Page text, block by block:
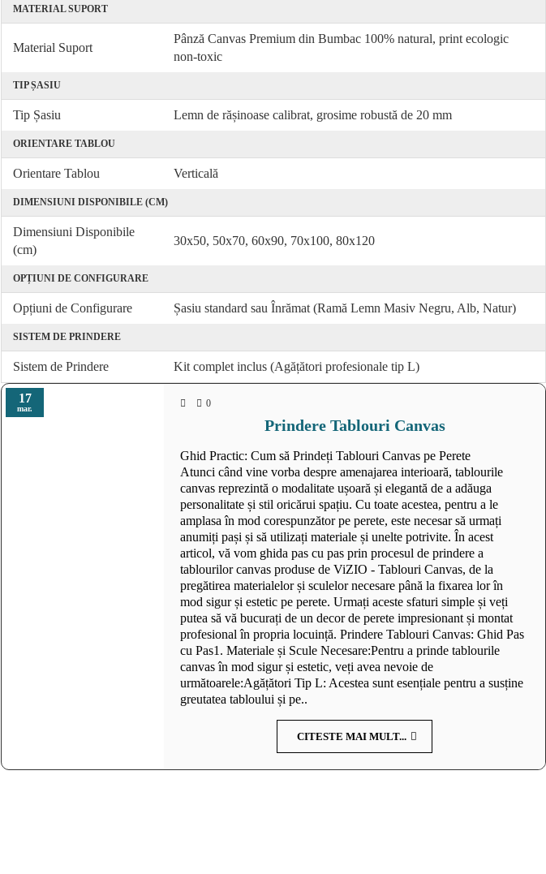
17
mar. 0
Prindere Tablouri Canvas
Ghid Practic: Cum să Prindeți Tablouri Canvas pe Perete
Atunci când vine vorba despre amenajarea interioară, tablourile
canvas reprezintă o modalitate ușoară și elegantă de a adăuga
personalitate și stil oricărui spațiu. Cu toate acestea, pentru a le
amplasa în mod corespunzător pe perete, este necesar să urmați
anumiți pași și să utilizați materiale și unelte potrivite. În acest
articol, vă vom ghida pas cu pas prin procesul de prindere a
tablourilor canvas produse de ViZIO - Tablouri Canvas, de la
pregătirea materialelor și sculelor necesare până la fixarea lor în
mod sigur și estetic pe perete. Urmați aceste sfaturi simple și veți
putea să vă bucurați de un decor de perete impresionant și montat
profesional în propria locuință. Prindere Tablouri Canvas: Ghid Pas
cu Pas1. Materiale și Scule Necesare:Pentru a prinde tablourile
canvas în mod sigur și estetic, veți avea nevoie de
următoarele:Agățători Tip L: Acestea sunt esențiale pentru a susține
greutatea tabloului și pe..
CITESTE MAI MULT...
MATERIAL SUPORT
Material Suport
Pânză Canvas Premium din Bumbac 100% natural, print ecologic
non-toxic
TIP ȘASIU
Tip Șasiu Lemn de rășinoase calibrat, grosime robustă de 20 mm
ORIENTARE TABLOU
Orientare Tablou Verticală
DIMENSIUNI DISPONIBILE (CM)
Dimensiuni Disponibile
(cm)
30x50, 50x70, 60x90, 70x100, 80x120
OPȚIUNI DE CONFIGURARE
Opțiuni de Configurare Șasiu standard sau Înrămat (Ramă Lemn Masiv Negru, Alb, Natur)
SISTEM DE PRINDERE
Sistem de Prindere Kit complet inclus (Agățători profesionale tip L)